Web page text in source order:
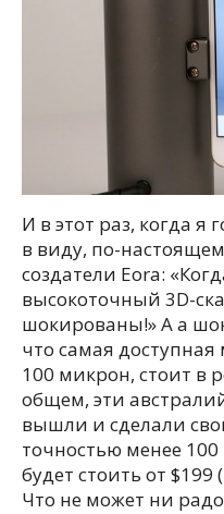
И в этот раз, когда
в виду, по-
создатели Eora:
высокоточный 3D-
шокированы!» А а
что самая
100 микрон, стоит в
общем, эти
вышли и сделали
точностью менее
будет стоить от
Что не может ни